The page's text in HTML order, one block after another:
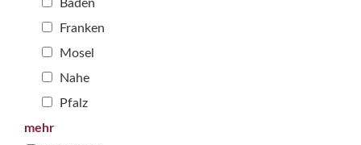
Baden
Franken
Mosel
Nahe
Pfalz
mehr